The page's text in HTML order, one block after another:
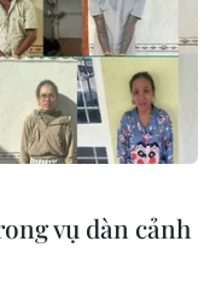
vụ dàn cảnh